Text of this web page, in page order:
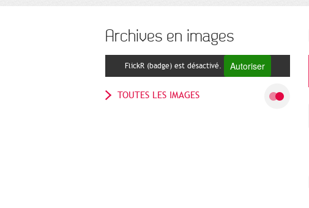
Archives en images
FlickR (badge) est désactivé. Autoriser
TOUTES LES IMAGES